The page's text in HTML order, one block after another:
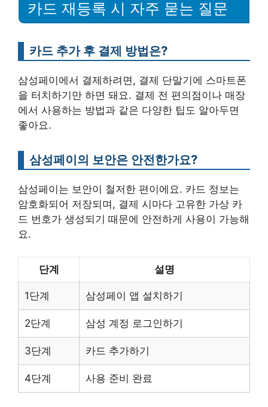
카드 재등록 시 자주 묻는 질문
카드 추가 후 결제 방법은?
삼성페이에서 결제하려면, 결제 단말기에 스마트폰
을 터치하기만 하면 돼요. 결제 전 편의점이나 매장
에서 사용하는 방법과 같은 다양한 팁도 알아두면
좋아요.
삼성페이의 보안은 안전한가요?
삼성페이는 보안이 철저한 편이에요. 카드 정보는
암호화되어 저장되며, 결제 시마다 고유한 가상 카
드 번호가 생성되기 때문에 안전하게 사용이 가능해
요.
단계 설명
1단계 삼성페이 앱 설치하기
2단계 삼성 계정 로그인하기
3단계 카드 추가하기
4단계 사용 준비 완료